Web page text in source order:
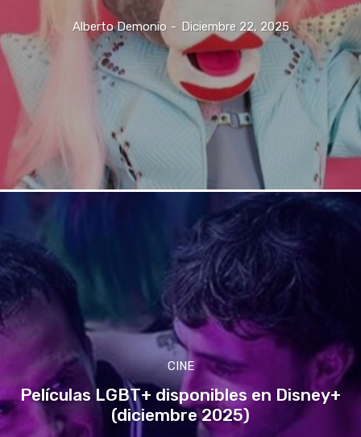
Alberto Demonio - Diciembre 22, 2025
CINE
Películas LGBT+ disponibles en Disney+
(diciembre 2025)